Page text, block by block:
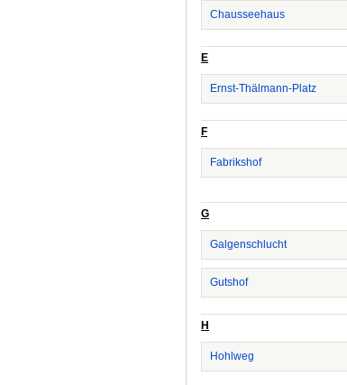
Chausseehaus
E
Ernst-Thälmann-Platz
F
Fabrikshof
G
Galgenschlucht
Gutshof
H
Hohlweg